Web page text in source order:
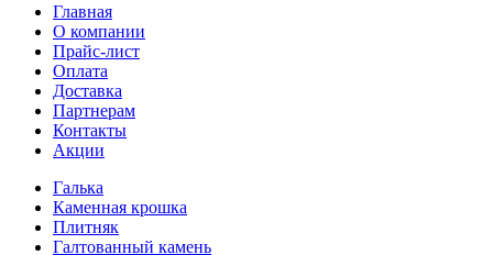
Главная
О компании
Прайс-лист
Оплата
Доставка
Партнерам
Контакты
Акции
Галька
Каменная крошка
Плитняк
Галтованный камень